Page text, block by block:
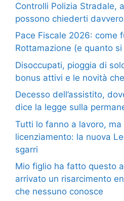
Controlli Polizia Stradale,
possono chiederti
Pace Fiscale 2026: come
Rottamazione (e quanto
Disoccupati, pioggia di
bonus attivi e le novità
Decesso dell’assistito,
dice la legge sulla
Tutti lo fanno a lavoro, ma
licenziamento: la nuova
sgarri
Mio figlio ha fatto questo
arrivato un risarcimento
che nessuno conosce